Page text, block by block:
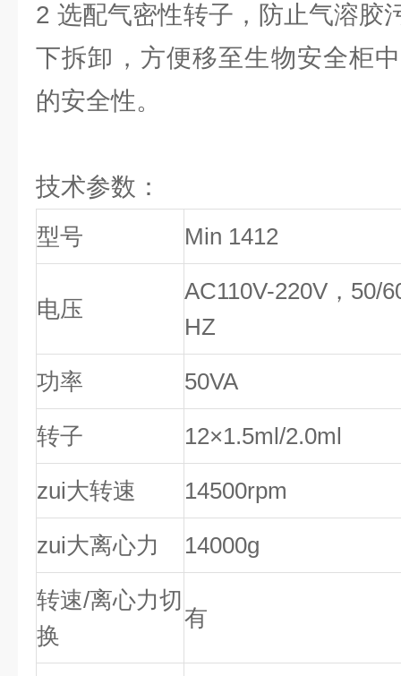
2 选配气密性转子，防止气溶胶
下拆卸，方便移至生物安全柜
的安全性。
技术参数：
型号 Min 1412
电压
AC110V-220V，50/
HZ
功率 50VA
转子 12×1.5ml/2.0ml
zui大转速 14500rpm
zui大离心力 14000g
转速/离心力切
换
有